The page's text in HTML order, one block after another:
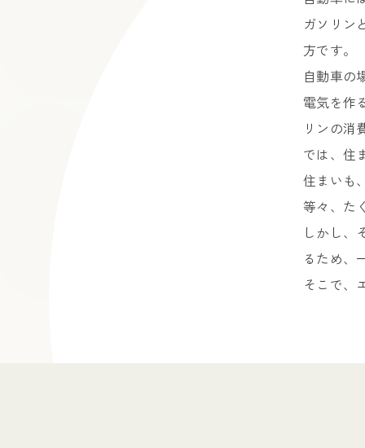
ガソリン
方です。
自動車の
電気を作
リンの消
では、住
住まいも
等々、た
しかし、
るため、
そこで、